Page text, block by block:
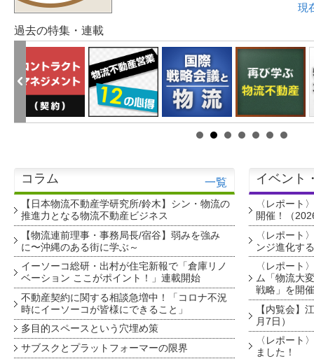
現
過去の特集・連載
コラム 一覧
【日本物流不動産学研究所/鈴木】シン・物流の
推進力となる物流不動産ビジネス
【物流連前理事・事務局長/宿谷】弱みを強み
に〜沖縄のある街に学ぶ～
イーソーコ総研・出村が住宅新報で「倉庫リノ
ベーション ここがポイント！」連載開始
不動産契約に関する相談急増中！「コロナ不況
時にイーソーコが皆様にできること」
多目的スペースという穴埋め策
サブスクとプラットフォーマーの限界
イベント
〈レポート
開催！（
〈レポート
ンジ進化す
〈レポート
ム「物流大
戦略」を開
【内覧会】
月7日）
〈レポート
ました！